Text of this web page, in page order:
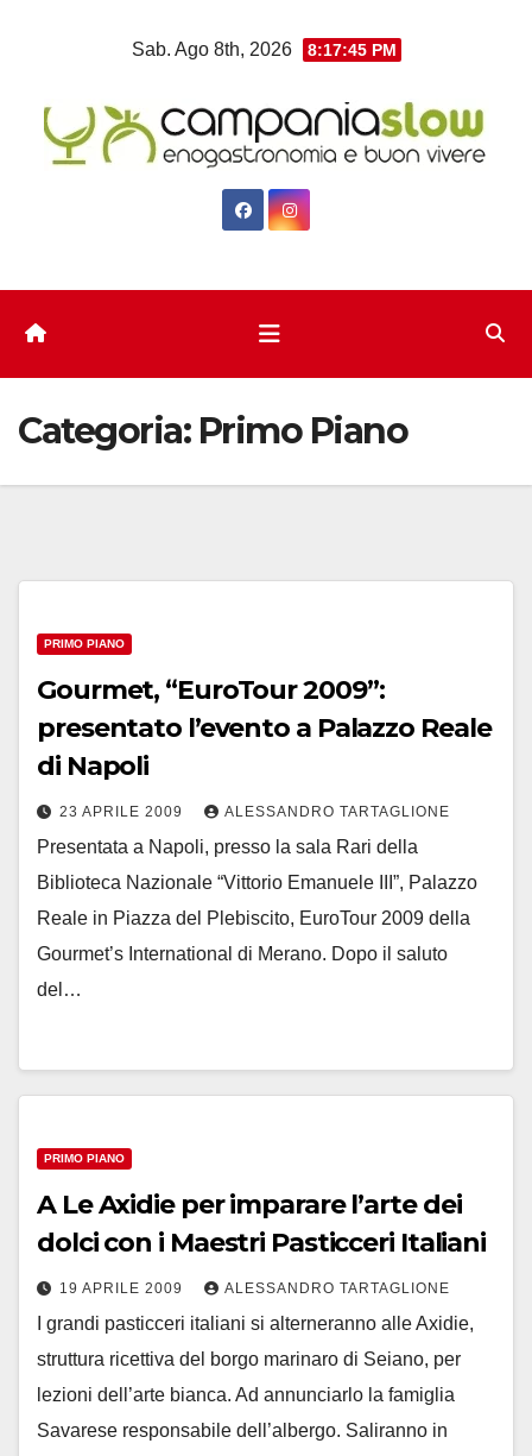
Sab. Ago 8th, 2026 8:17:46 PM
Categoria: Primo Piano
PRIMO PIANO
Gourmet, “EuroTour 2009”:
presentato l’evento a Palazzo Reale
di Napoli
23 APRILE 2009 ALESSANDRO TARTAGLIONE
Presentata a Napoli, presso la sala Rari della
Biblioteca Nazionale “Vittorio Emanuele III”, Palazzo
Reale in Piazza del Plebiscito, EuroTour 2009 della
Gourmet’s International di Merano. Dopo il saluto
del…
PRIMO PIANO
A Le Axidie per imparare l’arte dei
dolci con i Maestri Pasticceri Italiani
19 APRILE 2009 ALESSANDRO TARTAGLIONE
I grandi pasticceri italiani si alterneranno alle Axidie,
struttura ricettiva del borgo marinaro di Seiano, per
lezioni dell’arte bianca. Ad annunciarlo la famiglia
Savarese responsabile dell’albergo. Saliranno in